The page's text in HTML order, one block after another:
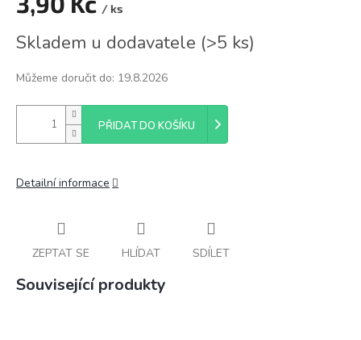
/ ks
cena:
Skladem u dodavatele (>5 ks)
Můžeme doručit do: 19.8.2026
PŘIDAT DO KOŠÍKU
Detailní informace
ZEPTAT SE HLÍDAT SDÍLET
Související produkty